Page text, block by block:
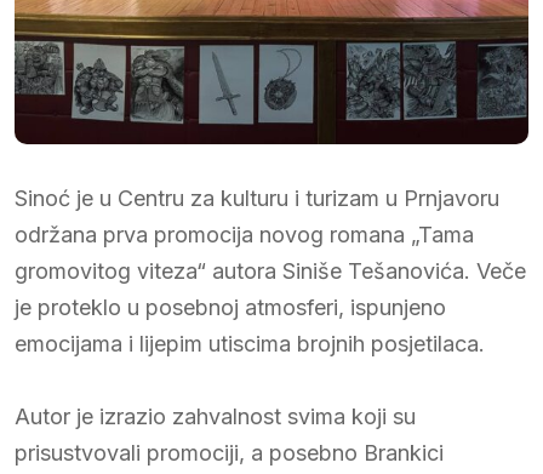
Sinoć je u Centru za kulturu i turizam u Prnjavoru
održana prva promocija novog romana „Tama
gromovitog viteza“ autora Siniše Tešanovića. Veče
je proteklo u posebnoj atmosferi, ispunjeno
emocijama i lijepim utiscima brojnih posjetilaca.
Autor je izrazio zahvalnost svima koji su
prisustvovali promociji, a posebno Brankici